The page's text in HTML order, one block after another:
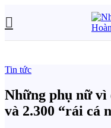
Tin tức
Những phụ nữ vì
và 2.300 “rái cá